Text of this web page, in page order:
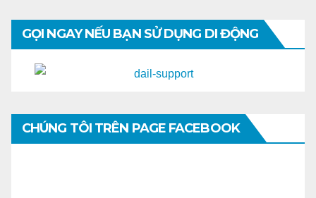
GỌI NGAY NẾU BẠN SỬ DỤNG DI ĐỘNG
CHÚNG TÔI TRÊN PAGE FACEBOOK